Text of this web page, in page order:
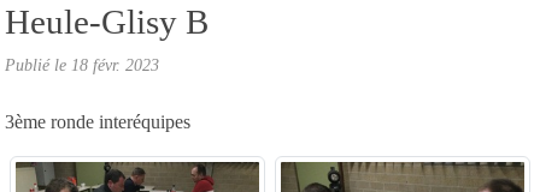
Heule-Glisy B
Publié le 18 févr. 2023
3ème ronde interéquipes